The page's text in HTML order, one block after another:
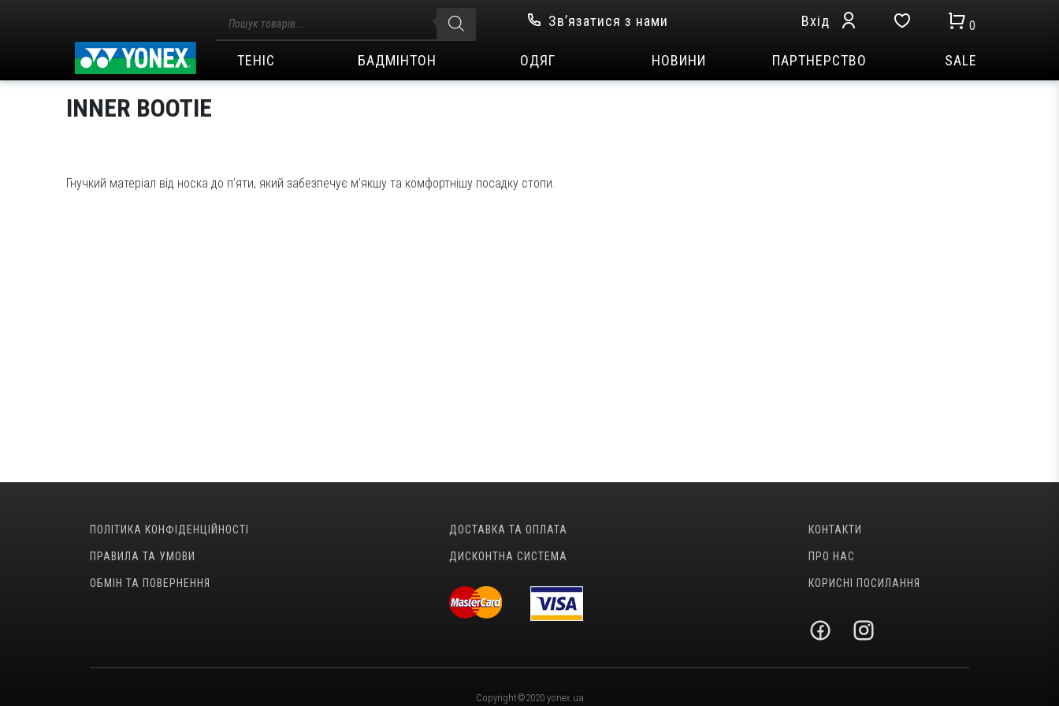
товарів
Зв’язатися з нами Вхід 0
ТЕНІС БАДМІНТОН ОДЯГ НОВИНИ ПАРТНЕРСТВО SALE
INNER BOOTIE
Гнучкий матеріал від носка до п’яти, який забезпечує м’якшу та комфортнішу посадку стопи.
ПОЛІТИКА КОНФІДЕНЦІЙНОСТІ
ПРАВИЛА ТА УМОВИ
ОБМІН ТА ПОВЕРНЕННЯ
ДОСТАВКА ТА ОПЛАТА
ДИСКОНТНА СИСТЕМА
КОНТАКТИ
ПРО НАС
КОРИСНІ ПОСИЛАННЯ
Copyright©2020 yonex.ua